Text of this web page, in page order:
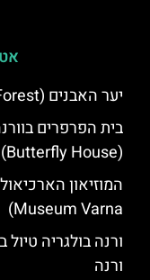
יער האבנים (Stone Forest) ליד ורנה
בית הפרפרים
(Butterfly House)
Museum Varna)
ורנה בולגריה
ורנה